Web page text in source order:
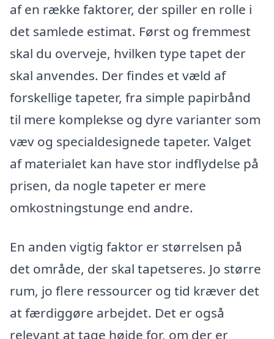
af en række faktorer, der spiller en rolle i
det samlede estimat. Først og fremmest
skal du overveje, hvilken type tapet der
skal anvendes. Der findes et væld af
forskellige tapeter, fra simple papirbånd
til mere komplekse og dyre varianter som
væv og specialdesignede tapeter. Valget
af materialet kan have stor indflydelse på
prisen, da nogle tapeter er mere
omkostningstunge end andre.
En anden vigtig faktor er størrelsen på
det område, der skal tapetseres. Jo større
rum, jo flere ressourcer og tid kræver det
at færdiggøre arbejdet. Det er også
relevant at tage højde for, om der er